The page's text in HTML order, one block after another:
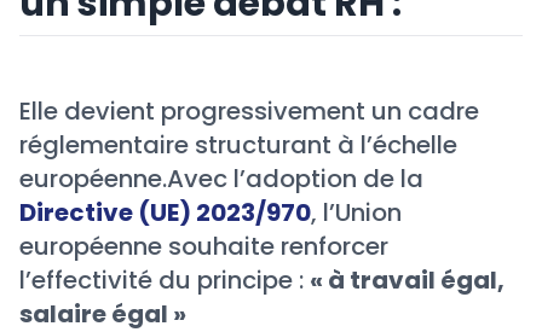
Elle devient progressivement un cadre
réglementaire structurant à l’échelle
européenne.Avec l’adoption de la
Directive (UE) 2023/970, l’Union
européenne souhaite renforcer
l’effectivité du principe : « à travail égal,
salaire égal »